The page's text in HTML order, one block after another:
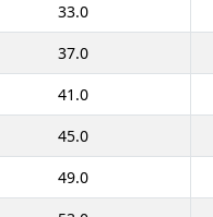
33.0
37.0
41.0
45.0
49.0